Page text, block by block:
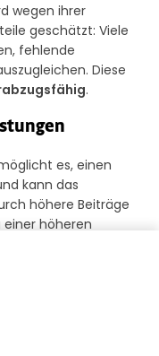
wegen ihrer
geschätzt: Viele
fehlende
Diese
.
es, einen
kann das
höhere Beiträge
einer höheren